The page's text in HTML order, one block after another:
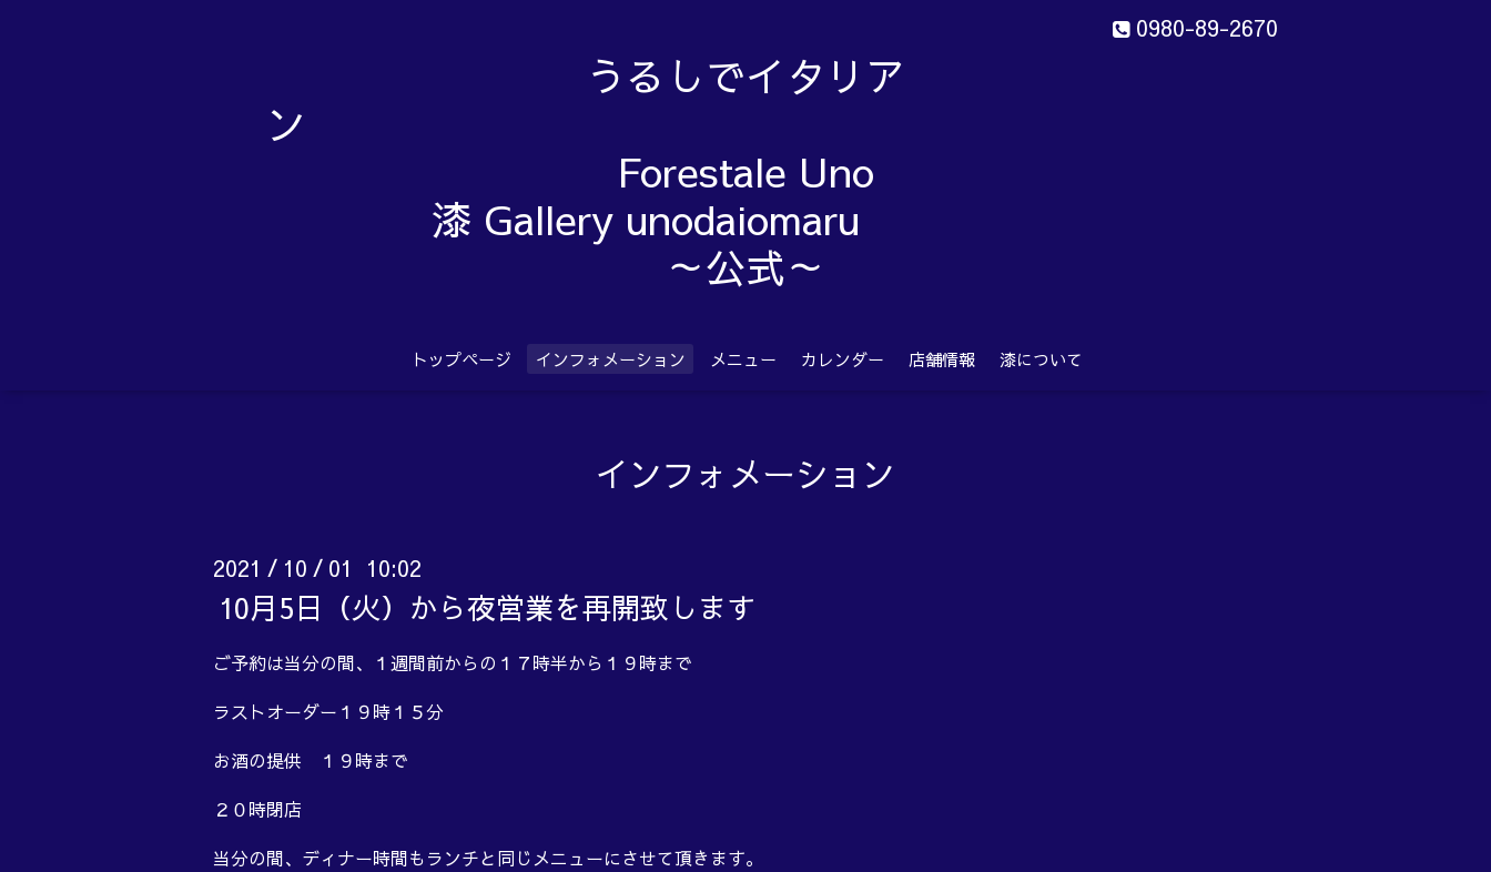
0980-89-2670
うるしでイタリア
ン
Forestale Uno
漆 Gallery unodaiomaru
～公式～
トップページ インフォメーション メニュー カレンダー 店舗情報 漆について
インフォメーション
2021 / 10 / 01 10:02
10月5日（火）から夜営業を再開致します
ご予約は当分の間、１週間前からの１７時半から１９時まで
ラストオーダー１９時１５分
お酒の提供 １９時まで
２０時閉店
当分の間、ディナー時間もランチと同じメニューにさせて頂きます。